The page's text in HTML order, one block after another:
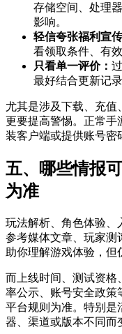
存储空间、处理
影响。
轻信夸张福利宣传
看领取条件、有
只看单一评价：
最好结合更新记
尤其是涉及下载、充值
更要提高警惕。正常手
装客户端或提供账号密
五、哪些情报
为准
玩法解析、角色体验、
参考媒体文章、玩家测
助你理解游戏体验，但
而上线时间、测试资格
率公示、账号安全政策
平台规则为准。特别是
器、渠道或版本不同而